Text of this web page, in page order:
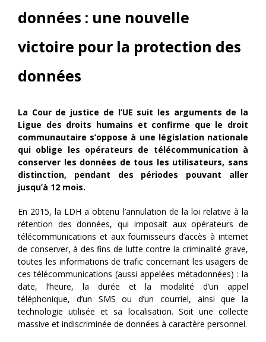
données : une nouvelle
victoire pour la protection des
données
La Cour de justice de l’UE suit les arguments de la
Ligue des droits humains et confirme que le droit
communautaire s’oppose à une législation nationale
qui oblige les opérateurs de télécommunication à
conserver les données de tous les utilisateurs, sans
distinction, pendant des périodes pouvant aller
jusqu’à 12 mois.
En 2015, la LDH a obtenu l’annulation de la loi relative à la
rétention des données, qui imposait aux opérateurs de
télécommunications et aux fournisseurs d’accès à internet
de conserver, à des fins de lutte contre la criminalité grave,
toutes les informations de trafic concernant les usagers de
ces télécommunications (aussi appelées métadonnées) : la
date, l’heure, la durée et la modalité d’un appel
téléphonique, d’un SMS ou d’un courriel, ainsi que la
technologie utilisée et sa localisation. Soit une collecte
massive et indiscriminée de données à caractère personnel.